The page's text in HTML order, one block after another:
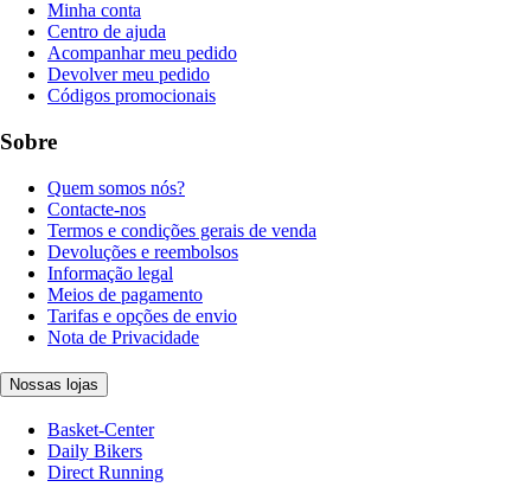
Minha conta
Centro de ajuda
Acompanhar meu pedido
Devolver meu pedido
Códigos promocionais
Sobre
Quem somos nós?
Contacte-nos
Termos e condições gerais de venda
Devoluções e reembolsos
Informação legal
Meios de pagamento
Tarifas e opções de envio
Nota de Privacidade
Nossas lojas
Basket-Center
Daily Bikers
Direct Running